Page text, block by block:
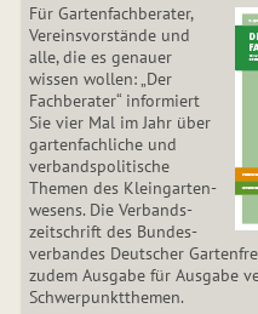
Für Gartenfachberater,
Vereinsvorstände und
alle, die es genauer
wissen wollen: „Der
Fachberater“ informiert
Sie vier Mal im Jahr über
gartenfachliche und
verbandspolitische
Themen des Klein­gar­ten­
wesens. Die Ver­bands­
zeit­schrift des Bun­des­
ver­ban­des Deutscher
zudem Ausgabe für Ausgabe
Schwer­punkt­the­men.